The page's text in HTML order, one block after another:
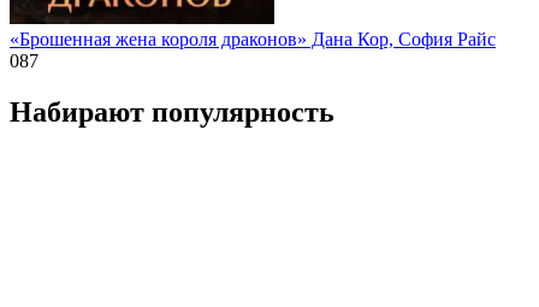
«Брошенная жена короля драконов» Дана Кор, София Райс
087
Набирают популярность